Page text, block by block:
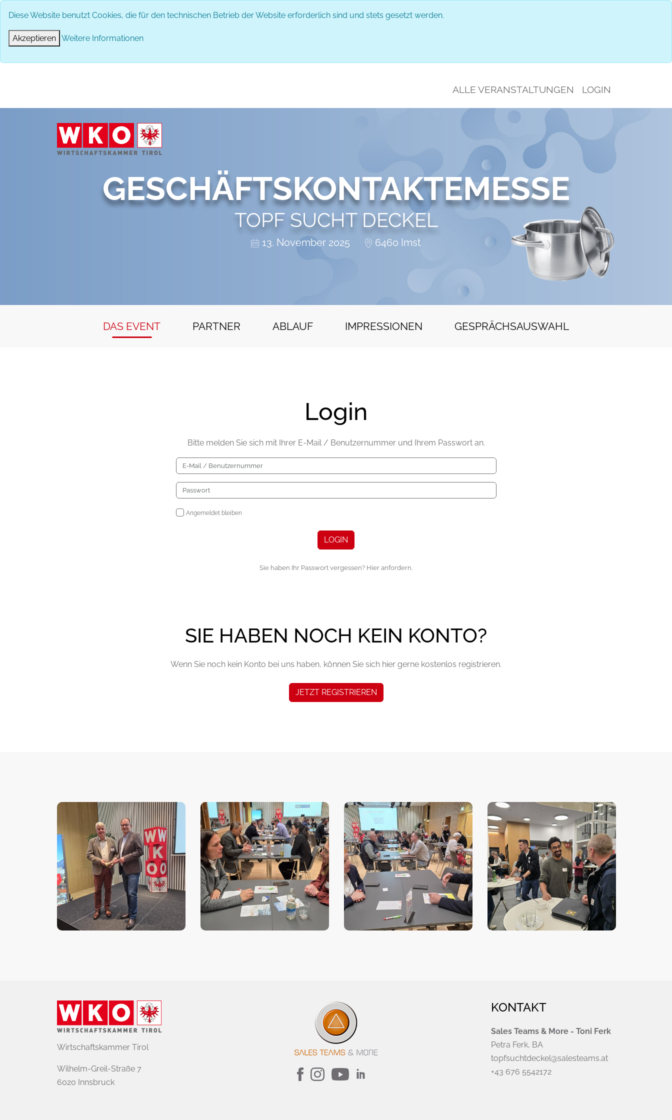
Diese Website benutzt Cookies, die für den technischen Betrieb der Website erforderlich sind und stets gesetzt werden.
Akzeptieren Weitere Informationen
ALLE VERANSTALTUNGEN LOGIN
GESCHÄFTSKONTAKTEMESSE
TOPF SUCHT DECKEL
13. November 2025 6460 Imst
DAS EVENT PARTNER ABLAUF IMPRESSIONEN GESPRÄCHSAUSWAHL
PARTNER
Login
Bitte melden Sie sich mit Ihrer E-Mail / Benutzernummer und Ihrem Passwort an.
Angemeldet bleiben
LOGIN
Sie haben Ihr Passwort vergessen? Hier anfordern.
SIE HABEN NOCH KEIN KONTO?
Wenn Sie noch kein Konto bei uns haben, können Sie sich hier gerne kostenlos registrieren.
JETZT REGISTRIEREN
Wirtschaftskammer Tirol
Wilhelm-Greil-Straße 7
6020 Innsbruck
KONTAKT
Sales Teams & More - Toni Ferk
Petra Ferk, BA
topfsuchtdeckel@salesteams.at
+43 676 5542172